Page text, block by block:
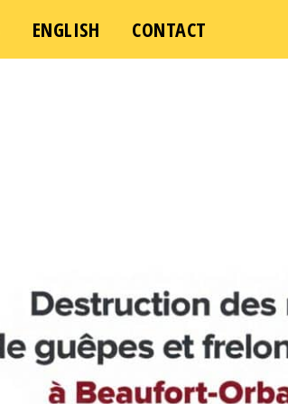
ENGLISH
CONTACT